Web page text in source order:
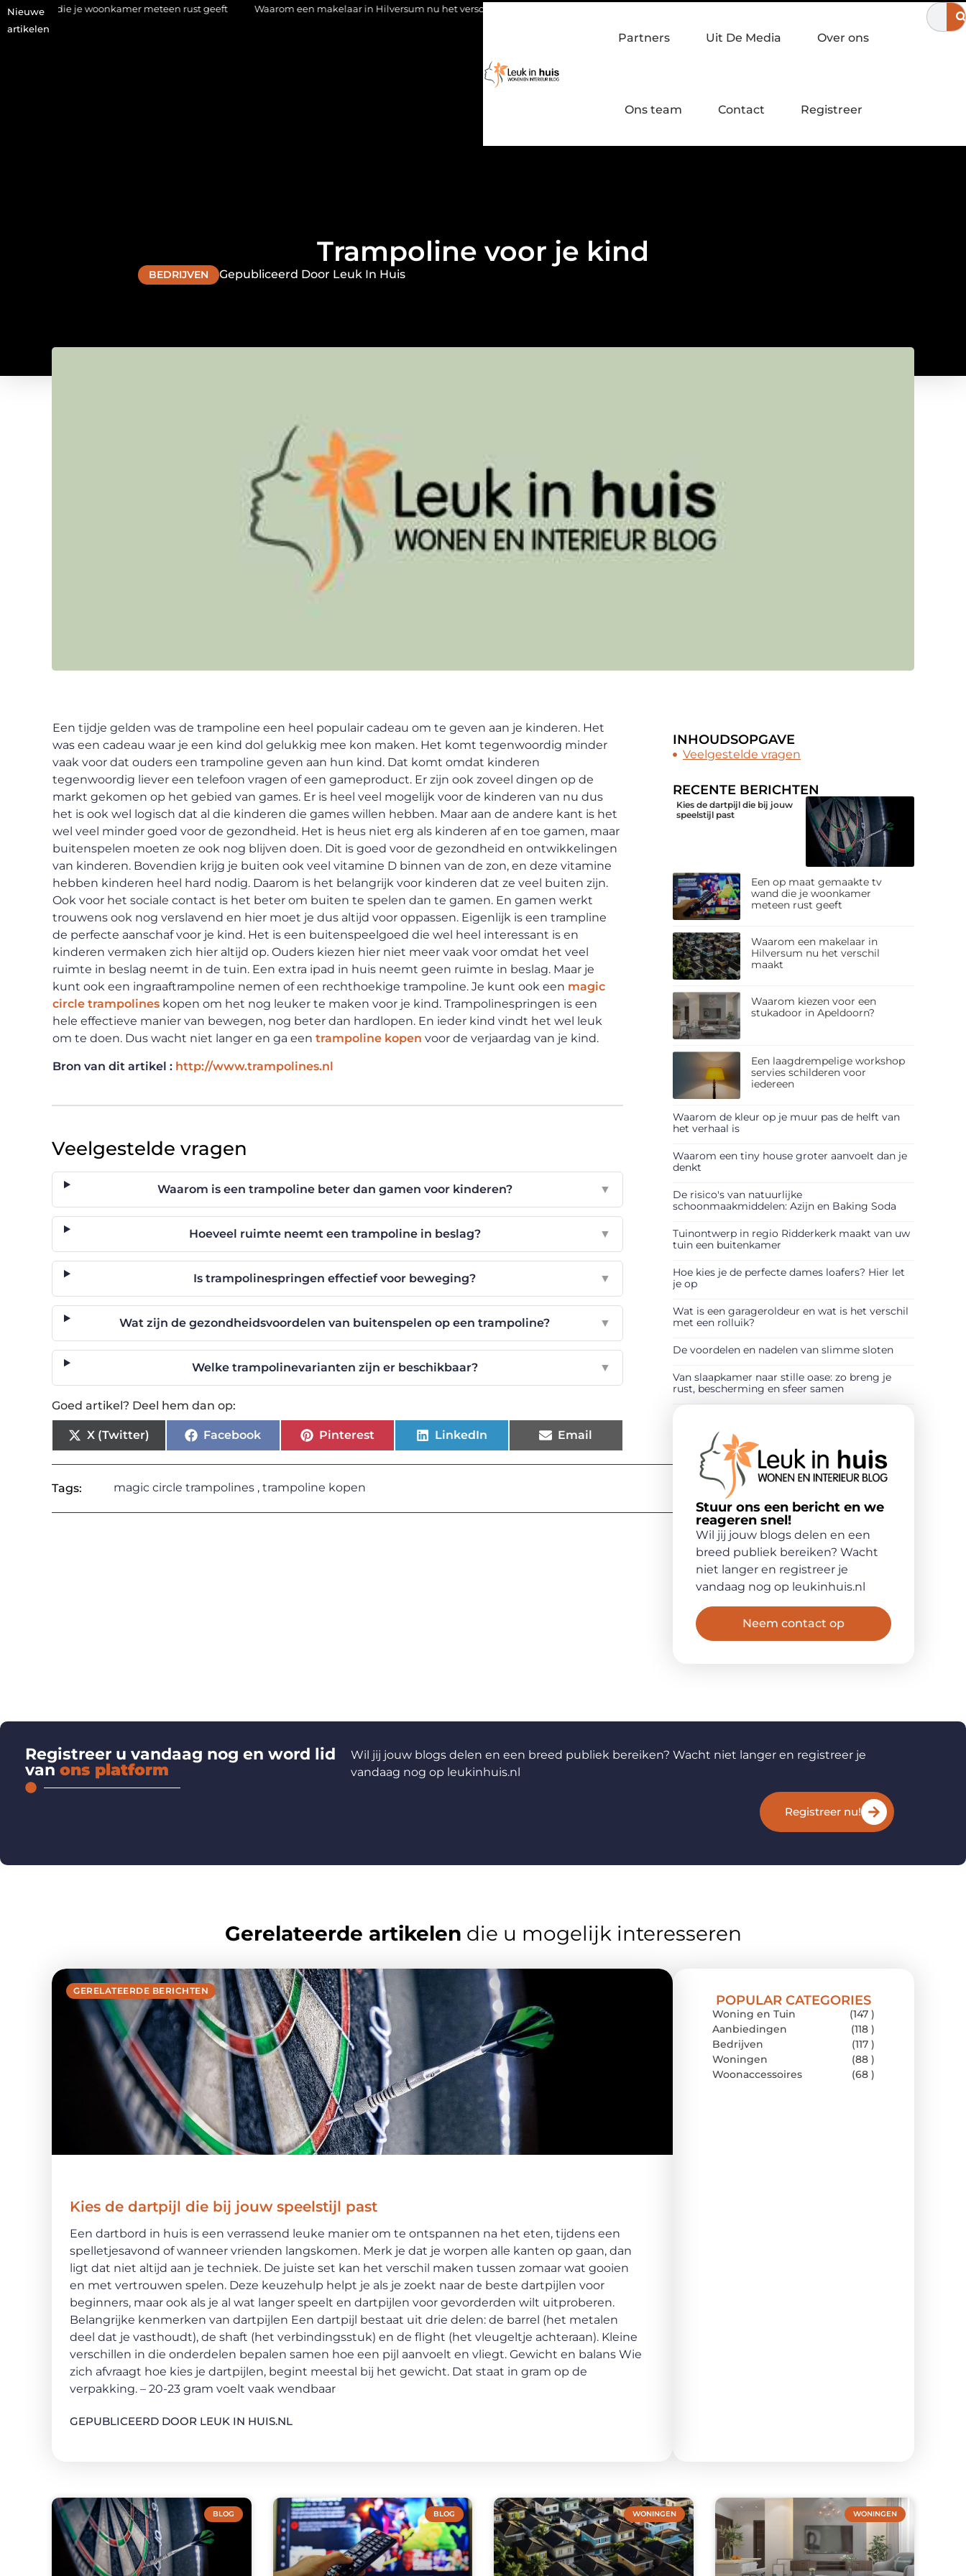
Nieuwe
artikelen
woonkamer meteen rust geeft Waarom een makelaar in Hilversum nu het verschil maakt Waarom kiezen voor een stukadoor in Apeldoorn? Een laagdrempelige workshop servies
Partners Uit De Media Over ons
Ons team Contact Registreer
Trampoline voor je kind
BEDRIJVEN Gepubliceerd Door Leuk In Huis
Een tijdje gelden was de trampoline een heel populair cadeau om te geven aan je kinderen. Het
was een cadeau waar je een kind dol gelukkig mee kon maken. Het komt tegenwoordig minder
vaak voor dat ouders een trampoline geven aan hun kind. Dat komt omdat kinderen
tegenwoordig liever een telefoon vragen of een gameproduct. Er zijn ook zoveel dingen op de
markt gekomen op het gebied van games. Er is heel veel mogelijk voor de kinderen van nu dus
het is ook wel logisch dat al die kinderen die games willen hebben. Maar aan de andere kant is het
wel veel minder goed voor de gezondheid. Het is heus niet erg als kinderen af en toe gamen, maar
buitenspelen moeten ze ook nog blijven doen. Dit is goed voor de gezondheid en ontwikkelingen
van kinderen. Bovendien krijg je buiten ook veel vitamine D binnen van de zon, en deze vitamine
hebben kinderen heel hard nodig. Daarom is het belangrijk voor kinderen dat ze veel buiten zijn.
Ook voor het sociale contact is het beter om buiten te spelen dan te gamen. En gamen werkt
trouwens ook nog verslavend en hier moet je dus altijd voor oppassen. Eigenlijk is een trampline
de perfecte aanschaf voor je kind. Het is een buitenspeelgoed die wel heel interessant is en
kinderen vermaken zich hier altijd op. Ouders kiezen hier niet meer vaak voor omdat het veel
ruimte in beslag neemt in de tuin. Een extra ipad in huis neemt geen ruimte in beslag. Maar je
kunt ook een ingraaftrampoline nemen of een rechthoekige trampoline. Je kunt ook een magic
circle trampolines kopen om het nog leuker te maken voor je kind. Trampolinespringen is een
hele effectieve manier van bewegen, nog beter dan hardlopen. En ieder kind vindt het wel leuk
om te doen. Dus wacht niet langer en ga een trampoline kopen voor de verjaardag van je kind.
Bron van dit artikel : http://www.trampolines.nl
Veelgestelde vragen
Waarom is een trampoline beter dan gamen voor kinderen? ▼
Hoeveel ruimte neemt een trampoline in beslag? ▼
Is trampolinespringen effectief voor beweging? ▼
Wat zijn de gezondheidsvoordelen van buitenspelen op een trampoline? ▼
Welke trampolinevarianten zijn er beschikbaar? ▼
Goed artikel? Deel hem dan op:
X (Twitter) Facebook Pinterest LinkedIn Email
Tags: magic circle trampolines ,trampoline kopen
INHOUDSOPGAVE
Veelgestelde vragen
RECENTE BERICHTEN
Kies de dartpijl die bij jouw
speelstijl past
Een op maat gemaakte tv
wand die je woonkamer
meteen rust geeft
Waarom een makelaar in
Hilversum nu het verschil
maakt
Waarom kiezen voor een
stukadoor in Apeldoorn?
Een laagdrempelige workshop
servies schilderen voor
iedereen
Waarom de kleur op je muur pas de helft van
het verhaal is
Waarom een tiny house groter aanvoelt dan je
denkt
De risico's van natuurlijke
schoonmaakmiddelen: Azijn en Baking Soda
Tuinontwerp in regio Ridderkerk maakt van uw
tuin een buitenkamer
Hoe kies je de perfecte dames loafers? Hier let
je op
Wat is een garageroldeur en wat is het verschil
met een rolluik?
De voordelen en nadelen van slimme sloten
Van slaapkamer naar stille oase: zo breng je
rust, bescherming en sfeer samen
Stuur ons een bericht en we
reageren snel!
Wil jij jouw blogs delen en een
breed publiek bereiken? Wacht
niet langer en registreer je
vandaag nog op leukinhuis.nl
Neem contact op
Registreer u vandaag nog en word lid
van ons platform
Wil jij jouw blogs delen en een breed publiek bereiken? Wacht niet langer en registreer je
vandaag nog op leukinhuis.nl
Registreer nu!
Gerelateerde artikelen die u mogelijk interesseren
GERELATEERDE BERICHTEN
Kies de dartpijl die bij jouw speelstijl past
Een dartbord in huis is een verrassend leuke manier om te ontspannen na het eten, tijdens een
spelletjesavond of wanneer vrienden langskomen. Merk je dat je worpen alle kanten op gaan, dan
ligt dat niet altijd aan je techniek. De juiste set kan het verschil maken tussen zomaar wat gooien
en met vertrouwen spelen. Deze keuzehulp helpt je als je zoekt naar de beste dartpijlen voor
beginners, maar ook als je al wat langer speelt en dartpijlen voor gevorderden wilt uitproberen.
Belangrijke kenmerken van dartpijlen Een dartpijl bestaat uit drie delen: de barrel (het metalen
deel dat je vasthoudt), de shaft (het verbindingsstuk) en de flight (het vleugeltje achteraan). Kleine
verschillen in die onderdelen bepalen samen hoe een pijl aanvoelt en vliegt. Gewicht en balans Wie
zich afvraagt hoe kies je dartpijlen, begint meestal bij het gewicht. Dat staat in gram op de
verpakking. – 20-23 gram voelt vaak wendbaar
GEPUBLICEERD DOOR LEUK IN HUIS.NL
POPULAR CATEGORIES
Woning en Tuin
(147 )
Aanbiedingen
(118 )
Bedrijven
(117 )
Woningen
(88 )
Woonaccessoires
(68 )
BLOG BLOG WONINGEN WONINGEN